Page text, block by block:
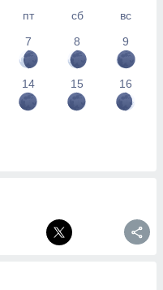
пт сб
вс
7 8 9
14 15 16